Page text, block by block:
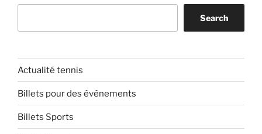
Search
Actualité tennis
Billets pour des événements
Billets Sports